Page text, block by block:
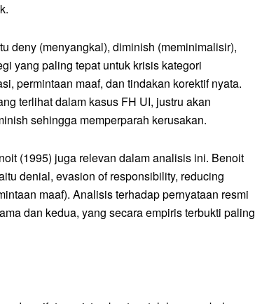
deny (menyangkal), diminish (meminimalisir),
yang paling tepat untuk krisis kategori
permintaan maaf, dan tindakan korektif nyata.
terlihat dalam kasus FH UI, justru akan
sehingga memperparah kerusakan.
(1995) juga relevan dalam analisis ini. Benoit
denial, evasion of responsibility, reducing
maaf). Analisis terhadap pernyataan resmi
dan kedua, yang secara empiris terbukti paling